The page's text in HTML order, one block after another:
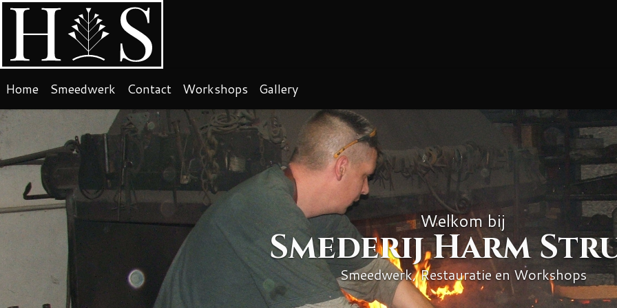
Home Smeedwerk Contact Workshops Gallery
Welkom bij
Smederij Harm
Smeedwerk, Restauratie en Workshops